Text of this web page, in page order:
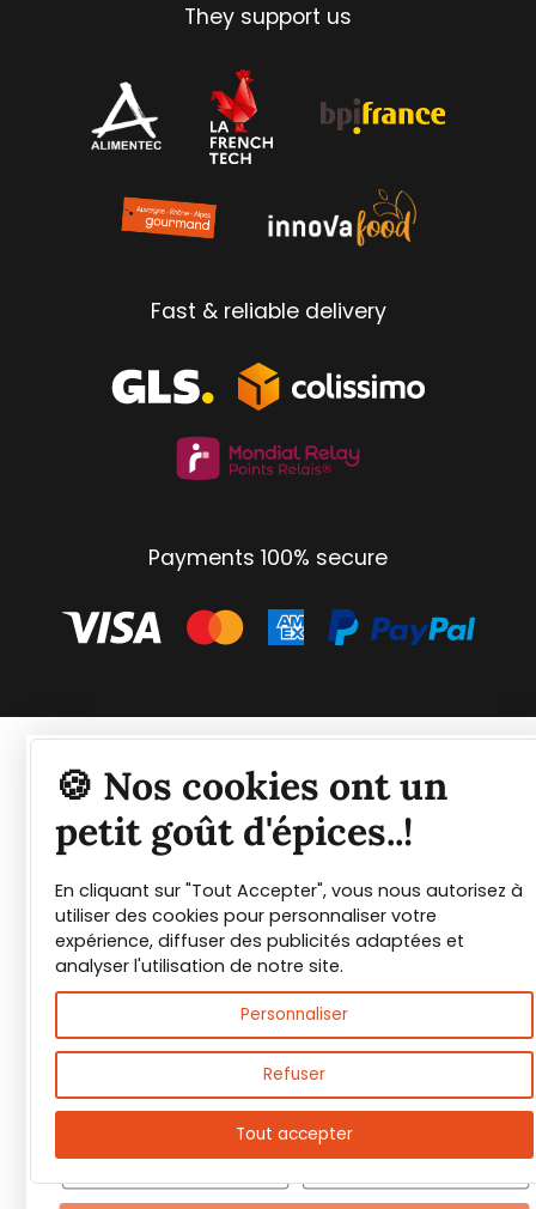
They support us
Fast & reliable delivery
Payments 100% secure
🍪 Nos cookies ont un
petit goût d'épices..!
En cliquant sur "Tout Accepter", vous nous autorisez à
utiliser des cookies pour personnaliser votre
expérience, diffuser des publicités adaptées et
analyser l'utilisation de notre site.
Personnaliser
Refuser
Tout accepter
Tout savoir sur les
épices et leurs usages
Guide PDF offert !
Inscrivez vous à notre Newsletter et
téléchargez gratuitement le guide des
épices de Max Daumin,un guide numérique
pour vous familiariser avec les épices et
leurs usages!